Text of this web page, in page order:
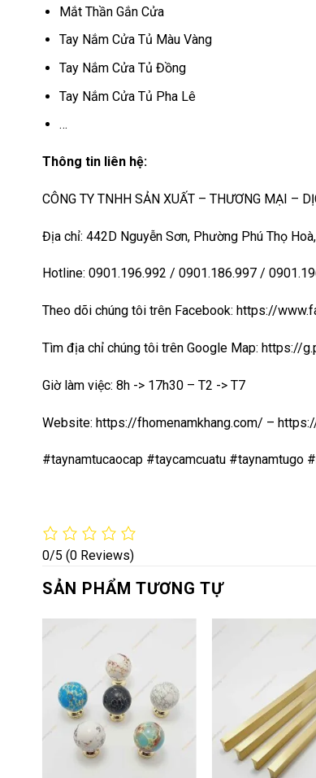
Mắt Thần Gắn Cửa
Tay Nắm Cửa Tủ Màu Vàng
Tay Nắm Cửa Tủ Đồng
Tay Nắm Cửa Tủ Pha Lê
…
Thông tin liên hệ:
CÔNG TY TNHH SẢN XUẤT – THƯƠNG MẠI –
Địa chỉ: 442D Nguyễn Sơn, Phường Phú Thọ
Hotline: 0901.196.992 / 0901.186.997 /
Theo dõi chúng tôi trên Facebook: https://
Tìm địa chỉ chúng tôi trên Google Map: https://
Giờ làm việc: 8h -> 17h30 – T2 -> T7
Website: https://fhomenamkhang.com/ –
#taynamtucaocap #taycamcuatu #taynamtugo
0/5 (0 Reviews)
SẢN PHẨM TƯƠNG TỰ